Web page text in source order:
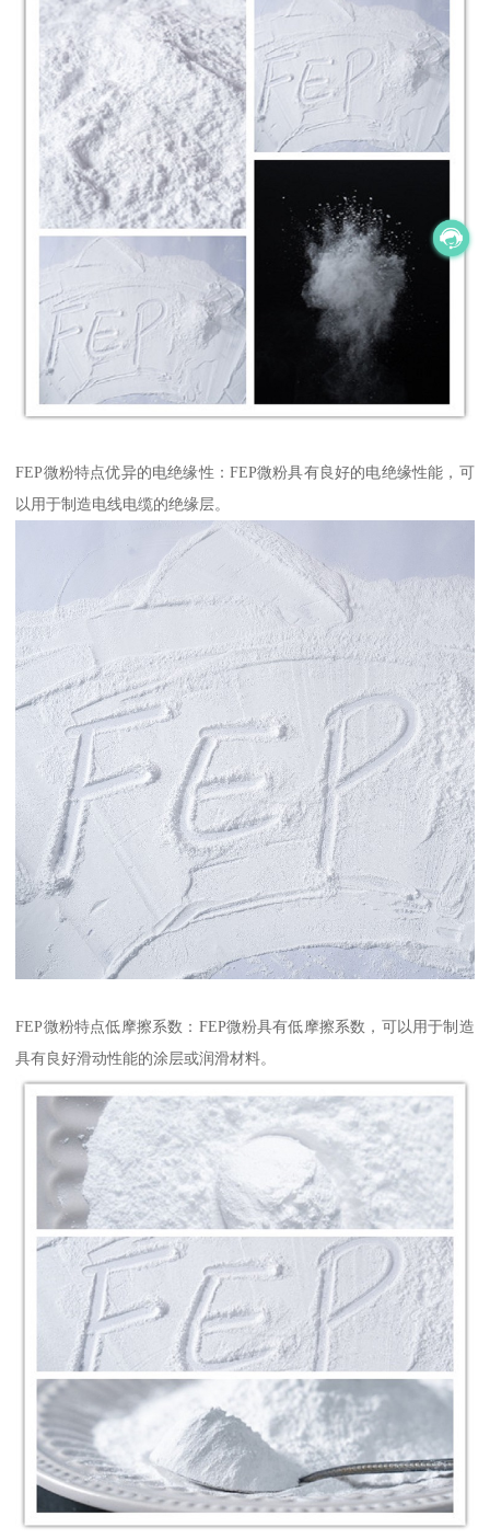
FEP微粉特点优异的电绝缘性：FEP微粉具有良好的电绝缘性能，可
以用于制造电线电缆的绝缘层。
FEP微粉特点低摩擦系数：FEP微粉具有低摩擦系数，可以用于制造
具有良好滑动性能的涂层或润滑材料。